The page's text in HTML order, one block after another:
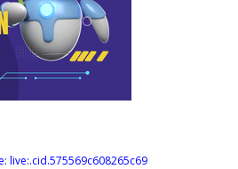
live:.cid.575569c608265c69